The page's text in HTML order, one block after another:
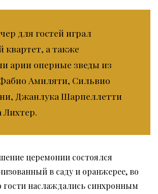
для гостей играл
квартет, а также
арии оперные зведы из
Амиляти, Сильвио
Джанлука Шарпеллетти
церемонии состоялся
в саду и оранжерее, во
гости наслаждались синхронным